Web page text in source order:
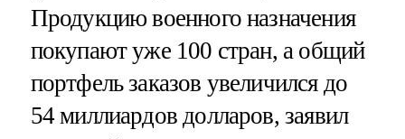
Продукцию военного назначения
покупают уже 100 стран, а общий
портфель заказов увеличился до
54 миллиардов долларов, заявил